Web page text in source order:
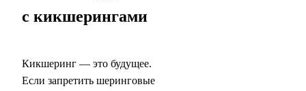
с кикшерингами
Кикшеринг — это будущее.
Если запретить шеринговые